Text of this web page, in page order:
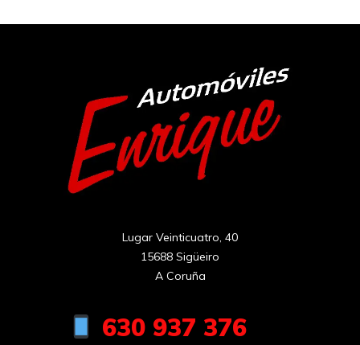
Lugar Veinticuatro, 40
15688 Sigüeiro
A Coruña
630 937 376